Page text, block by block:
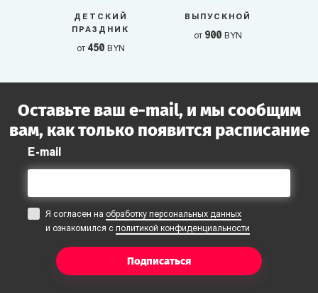
ДЕТСКИЙ
ПРАЗДНИК
от 450 BYN
ВЫПУСКНОЙ
от 900 BYN
Оставьте ваш e-mail, и мы сообщим
вам, как только появится расписание
E-mail
Я согласен на обработку персональных данных
и ознакомился с политикой конфиденциальности
Подписаться